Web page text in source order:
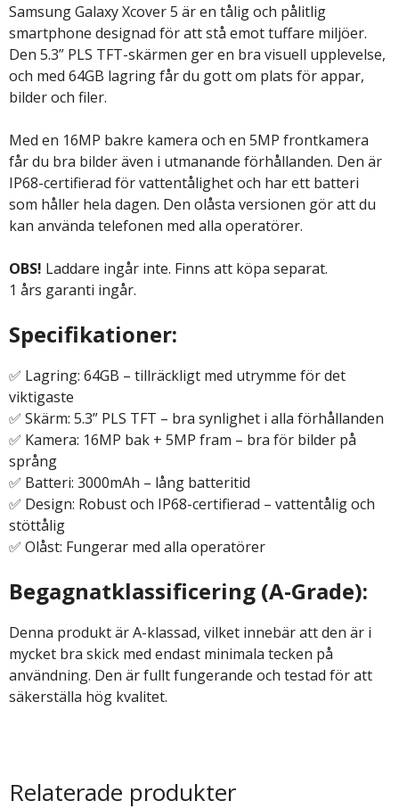
Samsung Galaxy Xcover 5 är en tålig och pålitlig
smartphone designad för att stå emot tuffare miljöer.
Den 5.3” PLS TFT-skärmen ger en bra visuell upplevelse,
och med 64GB lagring får du gott om plats för appar,
bilder och filer.
Med en 16MP bakre kamera och en 5MP frontkamera
får du bra bilder även i utmanande förhållanden. Den är
IP68-certifierad för vattentålighet och har ett batteri
som håller hela dagen. Den olåsta versionen gör att du
kan använda telefonen med alla operatörer.
OBS! Laddare ingår inte. Finns att köpa separat.
1 års garanti ingår.
Specifikationer:
✅ Lagring: 64GB – tillräckligt med utrymme för det
viktigaste
✅ Skärm: 5.3” PLS TFT – bra synlighet i alla förhållanden
✅ Kamera: 16MP bak + 5MP fram – bra för bilder på
språng
✅ Batteri: 3000mAh – lång batteritid
✅ Design: Robust och IP68-certifierad – vattentålig och
stöttålig
✅ Olåst: Fungerar med alla operatörer
Begagnatklassificering (A-Grade):
Denna produkt är A-klassad, vilket innebär att den är i
mycket bra skick med endast minimala tecken på
användning. Den är fullt fungerande och testad för att
säkerställa hög kvalitet.
Relaterade produkter